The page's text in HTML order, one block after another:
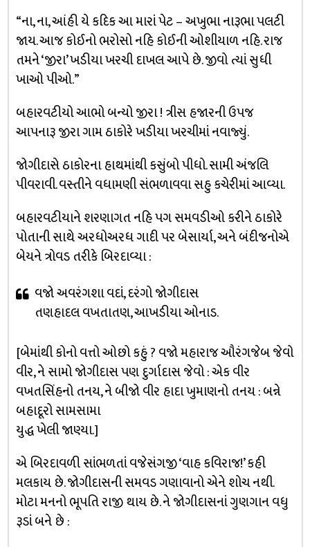
“ના, ના, આંહી યે કદિક આ મારાં પેટ – અખુભા નારૂભા પલટી
જાય. આજ કોઈનો ભરોસો નહિ કોઈની ઓશીયાળ નહિ. રાજ
તમને ‘જીરા’ ખડીયા ખરચી દાખલ આપે છે. જીવો ત્યાં સુધી
ખાઓ પીઓ.”
બહારવટીયો આભો બન્યો જીરા ! ત્રીસ હજારની ઉપજ
આપનારૂ જીરા ગામ ઠાકોરે ખડીયા ખરચીમાં નવાજ્યું.
જોગીદાસે ઠાકોરના હાથમાંથી કસુંબો પીધો. સામી અંજલિ
પીવરાવી. વસ્તીને વધામણી સંભળાવવા સહુ કચેરીમાં આવ્યા.
બહારવટીયાને શરણાગત નહિ પગ સમવડીઓ કરીને ઠાકોરે
પોતાની સાથે અરધોઅરધ ગાદી પર બેસાર્યા, અને બંદીજનોએ
બેયને ત્રોવડ તરીકે બિરદાવ્યા :
વજો અવરંગશા વદાં, દરંગો જોગીદાસ
તણહાદલ વખતાતણ, આખડીયા ઓનાડ.
[બેમાંથી કોનો વત્તો ઓછો કહું ? વજો મહારાજ ઔરંગજેબ જેવો
વીર, ને સામો જોગીદાસ પણ દુર્ગાદાસ જેવો : એક વીર
વખતસિંહનો તનય, ને બીજો વીર હાદા ખુમાણનો તનય : બન્ને
બહાદૂરો સામસામા
યુદ્ધ ખેલી જાણ્યા.]
એ બિરદાવળી સાંભળતાં વજેસંગજી ‘વાહ કવિરાજ!’ કહી
મલકાય છે. જોગીદાસની સમવડ ગણાવાનો એને શોચ નથી.
મોટા મનનો ભૂપતિ રાજી થાય છે. ને જોગીદાસનાં ગુણગાન વધુ
રૂડાં બને છે :